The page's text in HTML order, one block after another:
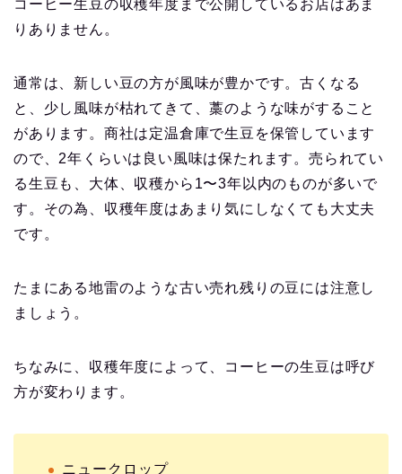
コーヒー生豆の収穫年度まで公開しているお店はあま
りありません。
通常は、新しい豆の方が風味が豊かです。古くなる
と、少し風味が枯れてきて、藁のような味がすること
があります。商社は定温倉庫で生豆を保管しています
ので、2年くらいは良い風味は保たれます。売られてい
る生豆も、大体、収穫から1〜3年以内のものが多いで
す。その為、収穫年度はあまり気にしなくても大丈夫
です。
たまにある地雷のような古い売れ残りの豆には注意し
ましょう。
ちなみに、収穫年度によって、コーヒーの生豆は呼び
方が変わります。
ニュークロップ